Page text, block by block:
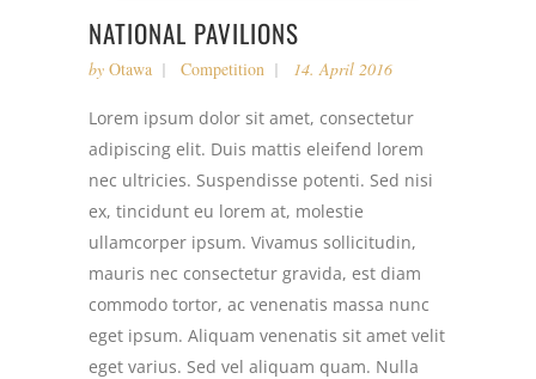
NATIONAL PAVILIONS
by Otawa Competition 14. April 2016
Lorem ipsum dolor sit amet, consectetur
adipiscing elit. Duis mattis eleifend lorem
nec ultricies. Suspendisse potenti. Sed nisi
ex, tincidunt eu lorem at, molestie
ullamcorper ipsum. Vivamus sollicitudin,
mauris nec consectetur gravida, est diam
commodo tortor, ac venenatis massa nunc
eget ipsum. Aliquam venenatis sit amet velit
eget varius. Sed vel aliquam quam. Nulla